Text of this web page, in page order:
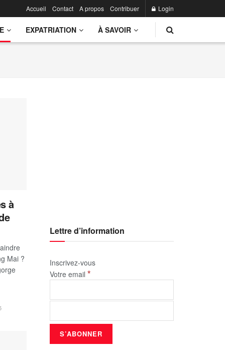
Accueil Contact A propos Contribuer Login
EXPATRIATION À SAVOIR
à
Mai ?
Lettre d’information
Inscrivez-vous
Votre email *